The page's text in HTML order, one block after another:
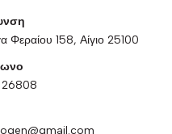
Φεραίου 158, Αίγιο 25100
26808